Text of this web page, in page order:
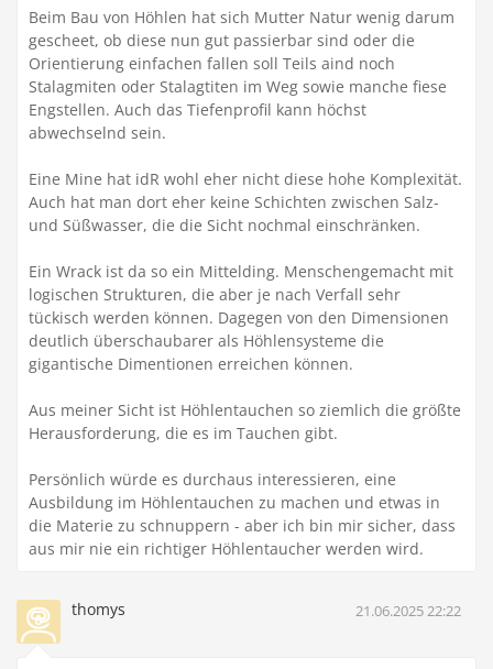
Beim Bau von Höhlen hat sich Mutter Natur wenig darum
gescheet, ob diese nun gut passierbar sind oder die
Orientierung einfachen fallen soll Teils aind noch
Stalagmiten oder Stalagtiten im Weg sowie manche fiese
Engstellen. Auch das Tiefenprofil kann höchst
abwechselnd sein.
Eine Mine hat idR wohl eher nicht diese hohe Komplexität.
Auch hat man dort eher keine Schichten zwischen Salz-
und Süßwasser, die die Sicht nochmal einschränken.
Ein Wrack ist da so ein Mittelding. Menschengemacht mit
logischen Strukturen, die aber je nach Verfall sehr
tückisch werden können. Dagegen von den Dimensionen
deutlich überschaubarer als Höhlensysteme die
gigantische Dimentionen erreichen können.
Aus meiner Sicht ist Höhlentauchen so ziemlich die größte
Herausforderung, die es im Tauchen gibt.
Persönlich würde es durchaus interessieren, eine
Ausbildung im Höhlentauchen zu machen und etwas in
die Materie zu schnuppern - aber ich bin mir sicher, dass
aus mir nie ein richtiger Höhlentaucher werden wird.
thomys 21.06.2025 22:22